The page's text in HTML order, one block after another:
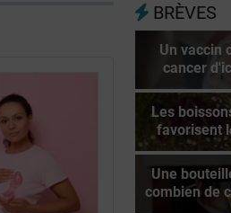
BRÈVES
Un vaccin
cancer
Les
favorisent
Une
combien de